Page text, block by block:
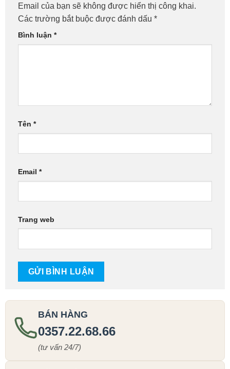
Email của bạn sẽ không được hiển thị công khai.
Các trường bắt buộc được đánh dấu *
Bình luận *
Tên *
Email *
Trang web
BÁN HÀNG
0357.22.68.66
(tư vấn 24/7)